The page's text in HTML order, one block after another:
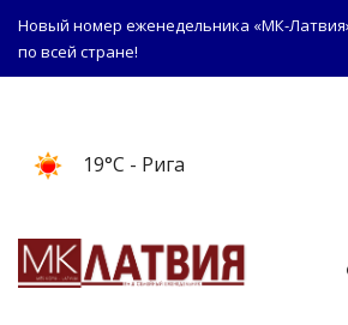
Новый номер еженедельника «МК-
по всей стране!
19°C - Рига